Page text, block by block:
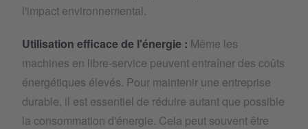
l'impact environnemental.
Utilisation efficace de l'énergie : Même les
machines en libre-service peuvent entraîner des coûts
énergétiques élevés. Pour maintenir une entreprise
durable, il est essentiel de réduire autant que possible
la consommation d'énergie. Cela peut souvent être